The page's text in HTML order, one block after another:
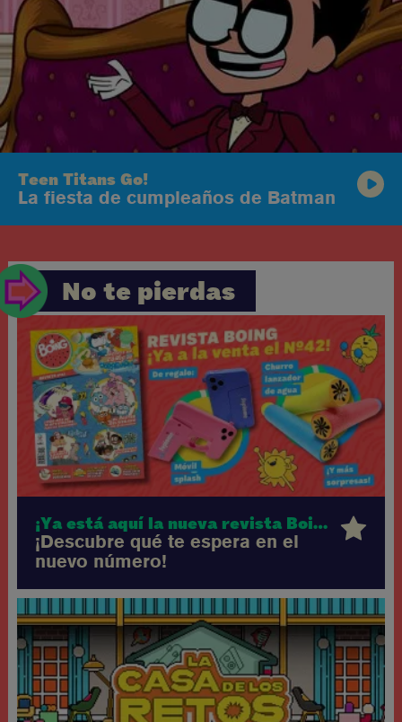
Teen Titans Go!
La fiesta de cumpleaños de Batman
No te pierdas
¡Ya está aquí la nueva revista Boing!
¡Descubre qué te espera en el
nuevo número!